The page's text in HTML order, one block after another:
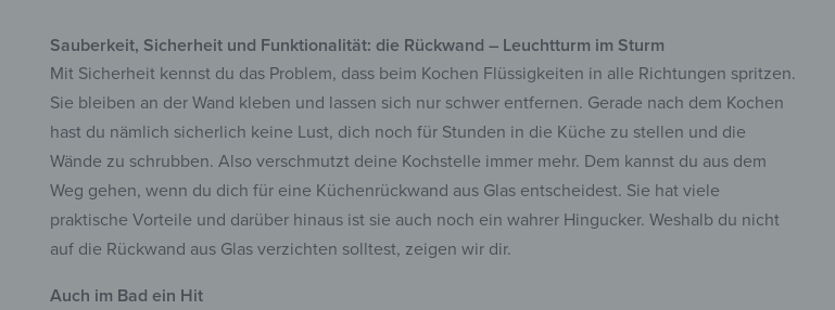
Sauberkeit, Sicherheit und Funktionalität: die Rückwand – Leuchtturm im Sturm
Mit Sicherheit kennst du das Problem, dass beim Kochen Flüssigkeiten in alle Richtungen spritzen.
Sie bleiben an der Wand kleben und lassen sich nur schwer entfernen. Gerade nach dem Kochen
hast du nämlich sicherlich keine Lust, dich noch für Stunden in die Küche zu stellen und die
Wände zu schrubben. Also verschmutzt deine Kochstelle immer mehr. Dem kannst du aus dem
Weg gehen, wenn du dich für eine Küchenrückwand aus Glas entscheidest. Sie hat viele
praktische Vorteile und darüber hinaus ist sie auch noch ein wahrer Hingucker. Weshalb du nicht
auf die Rückwand aus Glas verzichten solltest, zeigen wir dir.
Auch im Bad ein Hit